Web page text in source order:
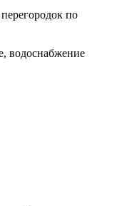
по
водоснабжение